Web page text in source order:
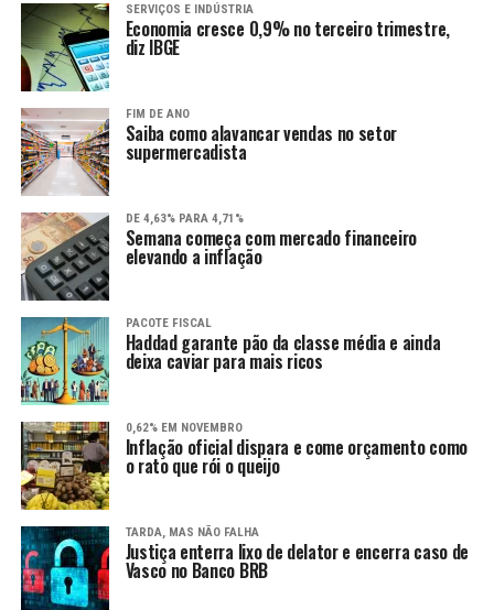
SERVIÇOS E INDÚSTRIA
Economia cresce 0,9% no terceiro trimestre,
diz IBGE
FIM DE ANO
Saiba como alavancar vendas no setor
supermercadista
DE 4,63% PARA 4,71%
Semana começa com mercado financeiro
elevando a inflação
PACOTE FISCAL
Haddad garante pão da classe média e ainda
deixa caviar para mais ricos
0,62% EM NOVEMBRO
Inflação oficial dispara e come orçamento como
o rato que rói o queijo
TARDA, MAS NÃO FALHA
Justiça enterra lixo de delator e encerra caso de
Vasco no Banco BRB